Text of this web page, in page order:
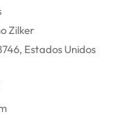
Zilker
Estados Unidos